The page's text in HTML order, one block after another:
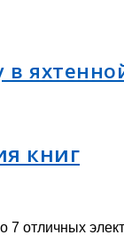
в
книг
7 отличных